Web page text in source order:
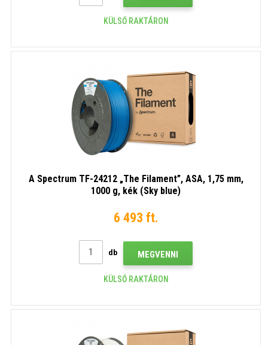
KÜLSŐ RAKTÁRON
A Spectrum TF-24212 „The Filament”, ASA, 1,75 mm,
1000 g, kék (Sky blue)
6 493 ft.
db MEGVENNI
KÜLSŐ RAKTÁRON